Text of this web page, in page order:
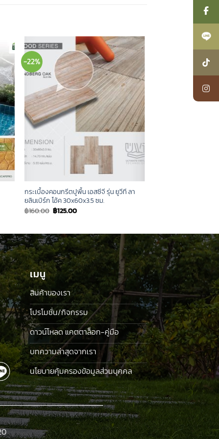
-22%
กระเบื้องคอนกรีตปูพื้น เอสซีจี รุ่น ยูวีที ลา
ยลินเบิร์ก โอ้ค 30x60x3.5 ซม.
฿160.00 Original
price
฿125.00Current
เมนู
สินค้าของเรา
โปรโมชั่น/กิจกรรม
ดาวน์โหลด แคตตาล็อก-คู่มือ
บทความล่าสุดจากเรา
นโยบายคุ้มครองข้อมูลส่วนบุคคล